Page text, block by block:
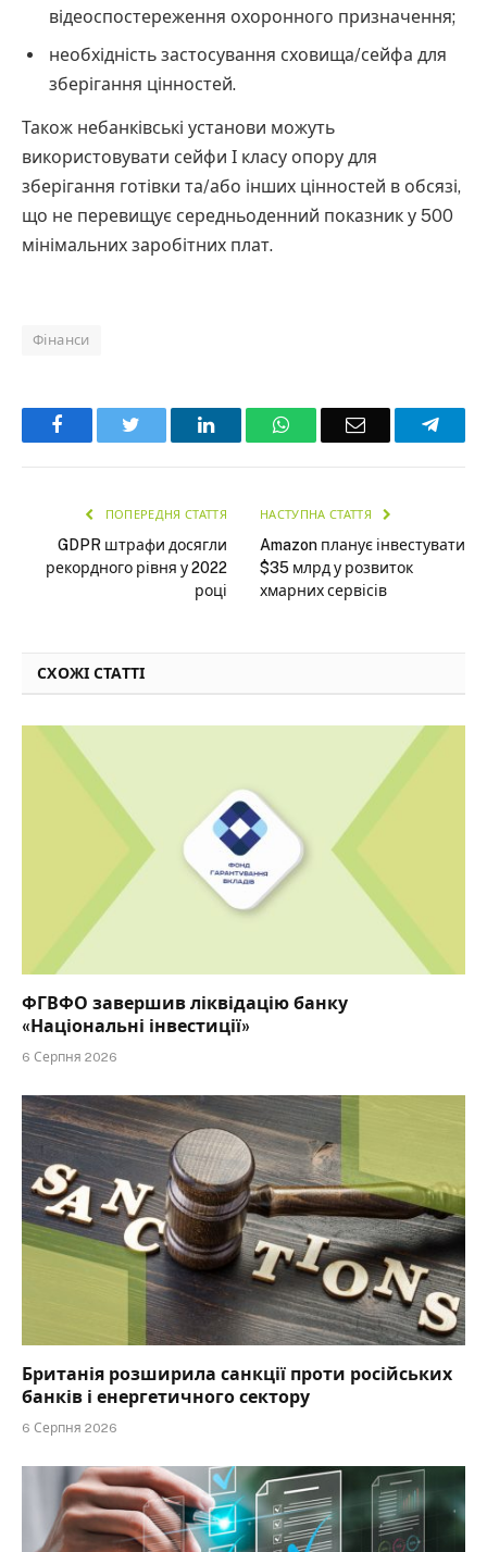
відеоспостереження охоронного призначення;
необхідність застосування сховища/сейфа для
зберігання цінностей.
Також небанківські установи можуть
використовувати сейфи І класу опору для
зберігання готівки та/або інших цінностей в обсязі,
що не перевищує середньоденний показник у 500
мінімальних заробітних плат.
Фінанси
Facebook LinkedInWhatsAppEmail
ПОПЕРЕДНЯ СТАТТЯ
GDPR штрафи досягли
рекордного рівня у 2022
році
НАСТУПНА СТАТТЯ
Amazon планує інвестувати
$35 млрд у розвиток
хмарних сервісів
СХОЖІ СТАТТІ
ФГВФО завершив ліквідацію банку
«Національні інвестиції»
6 Серпня 2026
Британія розширила санкції проти російських
банків і енергетичного сектору
6 Серпня 2026